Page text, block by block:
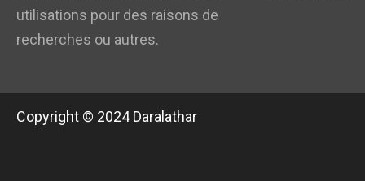
utilisations pour des raisons de
recherches ou autres.
Copyright © 2024 Daralathar